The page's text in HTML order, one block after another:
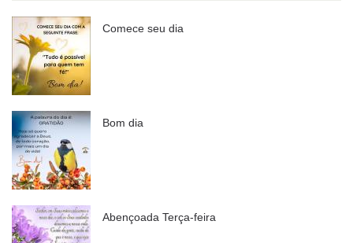
Comece seu dia
Bom dia
Abençoada Terça-feira